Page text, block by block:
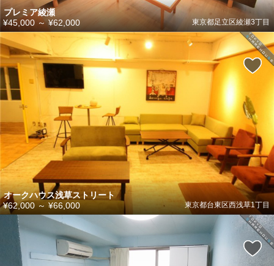
プレミア綾瀬
東京都足立区綾瀬3丁目
¥45,000～¥62,000
オークハウス浅草ストリート
東京都台東区西浅草1丁目
¥62,000～¥66,000